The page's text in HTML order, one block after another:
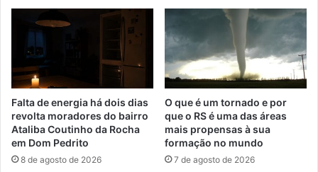
Falta de energia há dois dias
revolta moradores do bairro
Ataliba Coutinho da Rocha
em Dom Pedrito
8 de agosto de 2026
O que é um tornado e por
que o RS é uma das áreas
mais propensas à sua
formação no mundo
7 de agosto de 2026